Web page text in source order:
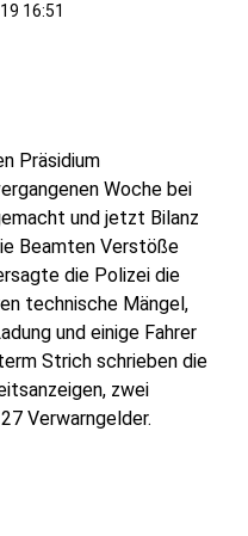
16:51
Präsidium
Woche bei
und jetzt Bilanz
Beamten Verstöße
die Polizei die
technische Mängel,
und einige Fahrer
Strich schrieben die
zwei
Verwarngelder.